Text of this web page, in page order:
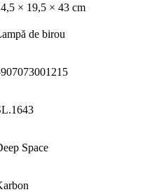
× 19,5 × 43 cm
de birou
Space